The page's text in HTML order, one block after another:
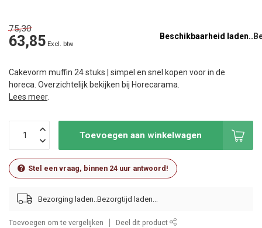
75,30
63,85 Excl. btw
Beschikbaarheid laden..
Cakevorm muffin 24 stuks | simpel en snel kopen voor in de
horeca. Overzichtelijk bekijken bij Horecarama.
Lees meer.
Toevoegen aan winkelwagen
Stel een vraag, binnen 24 uur antwoord!
Bezorging laden..
Toevoegen om te vergelijken Deel dit product